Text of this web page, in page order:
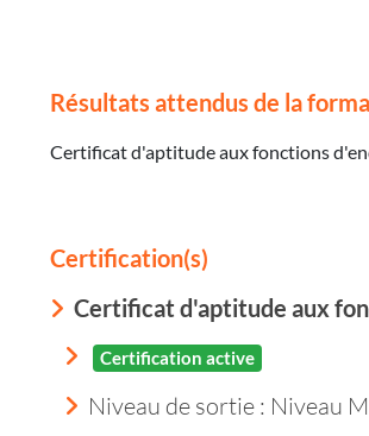
Résultats attendus de la
Certificat d'aptitude aux fonctions
Certification(s)
Certificat d'aptitude aux
Certification active
Niveau de sortie : Niveau